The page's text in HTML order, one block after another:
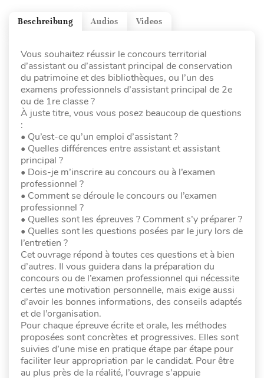
Videos
Audios
Beschreibung
Vous souhaitez réussir le concours territorial
d’assistant ou d’assistant principal de conservation
du patrimoine et des bibliothèques, ou l’un des
examens professionnels d’assistant principal de 2e
ou de 1re classe ?
À juste titre, vous vous posez beaucoup de questions
:
• Qu’est-ce qu’un emploi d’assistant ?
• Quelles différences entre assistant et assistant
principal ?
• Dois-je m’inscrire au concours ou à l’examen
professionnel ?
• Comment se déroule le concours ou l’examen
professionnel ?
• Quelles sont les épreuves ? Comment s’y préparer ?
• Quelles sont les questions posées par le jury lors de
l’entretien ?
Cet ouvrage répond à toutes ces questions et à bien
d’autres. Il vous guidera dans la préparation du
concours ou de l’examen professionnel qui nécessite
certes une motivation personnelle, mais exige aussi
d’avoir les bonnes informations, des conseils adaptés
et de l’organisation.
Pour chaque épreuve écrite et orale, les méthodes
proposées sont concrètes et progressives. Elles sont
suivies d’une mise en pratique étape par étape pour
faciliter leur appropriation par le candidat. Pour être
au plus près de la réalité, l’ouvrage s’appuie